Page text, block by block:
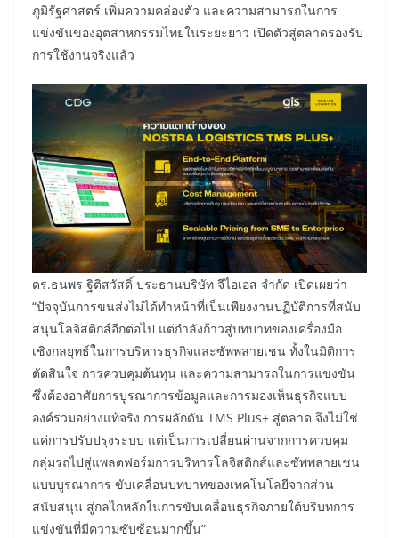
ภูมิรัฐศาสตร์ เพิ่มความคล่องตัว และความสามารถในการ
แข่งขันของอุตสาหกรรมไทยในระยะยาว เปิดตัวสู่ตลาดรองรับ
การใช้งานจริงแล้ว
ดร.ธนพร ฐิติสวัสดิ์ ประธานบริษัท จีไอเอส จำกัด เปิดเผยว่า
“ปัจจุบันการขนส่งไม่ได้ทำหน้าที่เป็นเพียงงานปฏิบัติการที่สนับ
สนุนโลจิสติกส์อีกต่อไป แต่กำลังก้าวสู่บทบาทของเครื่องมือ
เชิงกลยุทธ์ในการบริหารธุรกิจและซัพพลายเชน ทั้งในมิติการ
ตัดสินใจ การควบคุมต้นทุน และความสามารถในการแข่งขัน
ซึ่งต้องอาศัยการบูรณาการข้อมูลและการมองเห็นธุรกิจแบบ
องค์รวมอย่างแท้จริง การผลักดัน TMS Plus+ สู่ตลาด จึงไม่ใช่
แค่การปรับปรุงระบบ แต่เป็นการเปลี่ยนผ่านจากการควบคุม
กลุ่มรถไปสู่แพลตฟอร์มการบริหารโลจิสติกส์และซัพพลายเชน
แบบบูรณาการ ขับเคลื่อนบทบาทของเทคโนโลยีจากส่วน
สนับสนุน สู่กลไกหลักในการขับเคลื่อนธุรกิจภายใต้บริบทการ
แข่งขันที่มีความซับซ้อนมากขึ้น”